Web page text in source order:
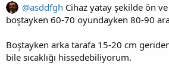
@asddfgh Cihaz yatay şekilde ön
boştayken 60-70 oyundayken 80-90
Boştayken arka tarafa 15-20 cm
bile sıcaklığı hissedebiliyorum.